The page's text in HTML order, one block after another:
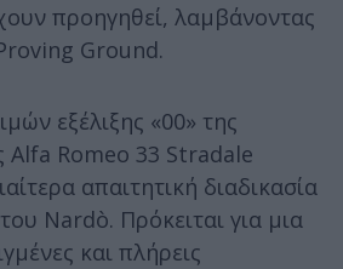
προηγηθεί, λαμβάνοντας
Ground.
εξέλιξης «00» της
Romeo 33 Stradale
απαιτητική διαδικασία
Nardò. Πρόκειται για μια
και πλήρεις